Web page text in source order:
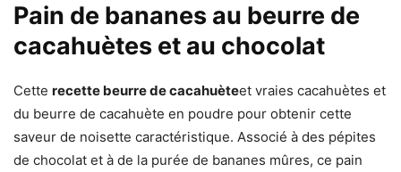
Pain de bananes au beurre de
cacahuètes et au chocolat
Cette recette beurre de cacahuèteet vraies cacahuètes et
du beurre de cacahuète en poudre pour obtenir cette
saveur de noisette caractéristique. Associé à des pépites
de chocolat et à de la purée de bananes mûres, ce pain